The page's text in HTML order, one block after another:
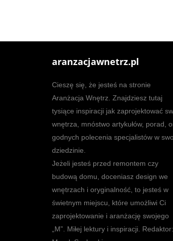
aranzacjawnetrz.pl
Cieszę się, że jesteś na stronie
Aranżacja Wnętrz. Znajdziesz tutaj
tysiące inspiracji jak zaprojektować
wnętrza, mnóstwo artykułów, porad,
godnych polecenia specjalistów w
dziedzinie.
Jeżeli jesteś przed remontem czy
budową domu, doceniasz design we
wnętrzach i oryginalność, to jesteś w
świetnym miejscu, które umożliwi Ci
zaprojektowanie i aranżację swojego
„M”. Miłej lektury i inspiracji. Redaktor: